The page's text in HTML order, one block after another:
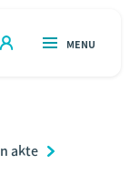
OPEN
MENU
akte